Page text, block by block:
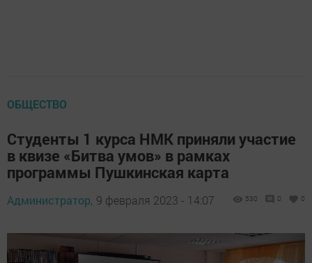
ОБЩЕСТВО
Студенты 1 курса НМК приняли участие
в квизе «Битва умов» в рамках
программы Пушкинская карта
Администратор, 9 февраля 2023 - 14:07 530 0 0